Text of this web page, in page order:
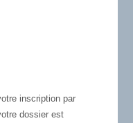
inscription par
dossier est